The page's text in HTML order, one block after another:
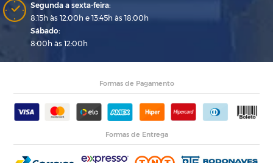
Segunda a sexta-feira:
8:15h às 12:00h e 13:45h às 18:00h
Sábado:
8:00h às 12:00h
Formas de Pagamento
Formas de Entrega